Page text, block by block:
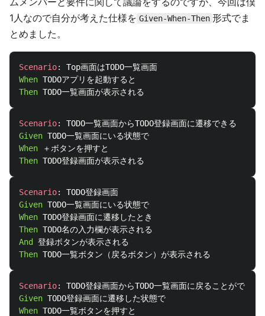
1人なので自分が考えた仕様を Given-When-Then 形式でま
とめました。
Scenario:
When
Then
Scenario:
Given
When
Then
Scenario:
Given
When
Then
And
Then
Scenario:
Given
When